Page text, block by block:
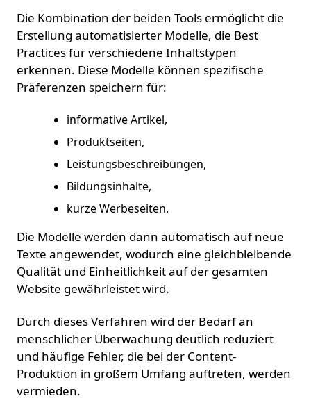
Die Kombination der beiden Tools ermöglicht die
Erstellung automatisierter Modelle, die Best
Practices für verschiedene Inhaltstypen
erkennen. Diese Modelle können spezifische
Präferenzen speichern für:
informative Artikel,
Produktseiten,
Leistungsbeschreibungen,
Bildungsinhalte,
kurze Werbeseiten.
Die Modelle werden dann automatisch auf neue
Texte angewendet, wodurch eine gleichbleibende
Qualität und Einheitlichkeit auf der gesamten
Website gewährleistet wird.
Durch dieses Verfahren wird der Bedarf an
menschlicher Überwachung deutlich reduziert
und häufige Fehler, die bei der Content-
Produktion in großem Umfang auftreten, werden
vermieden.